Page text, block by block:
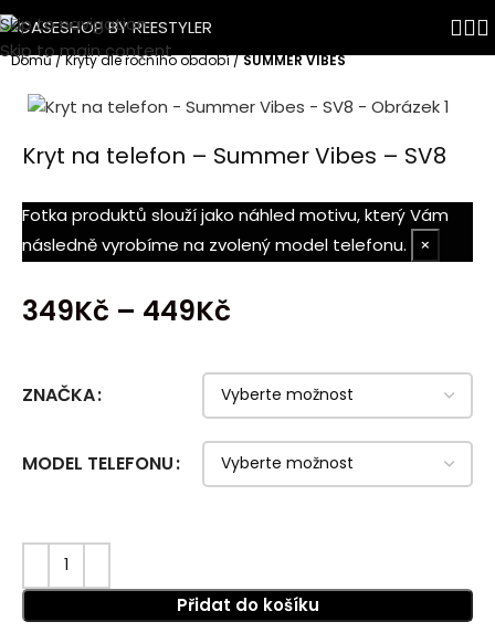
Skip to navigation
Skip to main content
Domů Kryty dle ročního období SUMMER VIBES
Kryt na telefon – Summer Vibes – SV8
Fotka produktů slouží jako náhled motivu, který Vám
následně vyrobíme na zvolený model telefonu.
×
349Kč – 449Kč
ZNAČKA
MODEL TELEFONU
Přidat do košíku